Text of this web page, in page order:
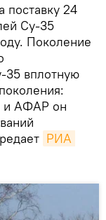
поставку 24
Су-35
Поколение
35 вплотную
и АФАР он
РИА